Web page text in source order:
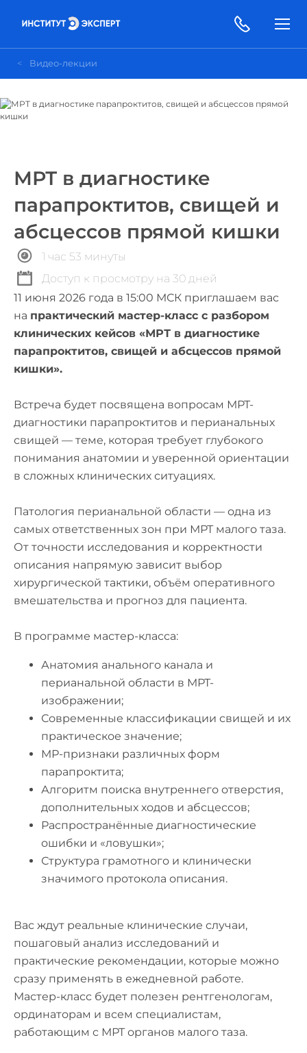
Видео-лекции
МРТ в диагностике
парапроктитов, свищей и
абсцессов прямой кишки
1 час 53 минуты
Доступ к просмотру на 30 дней
11 июня 2026 года в 15:00 МСК приглашаем вас
на практический мастер-класс с разбором
клинических кейсов «МРТ в диагностике
парапроктитов, свищей и абсцессов прямой
кишки».
Встреча будет посвящена вопросам МРТ-
диагностики парапроктитов и перианальных
свищей — теме, которая требует глубокого
понимания анатомии и уверенной ориентации
в сложных клинических ситуациях.
Патология перианальной области — одна из
самых ответственных зон при МРТ малого таза.
От точности исследования и корректности
описания напрямую зависит выбор
хирургической тактики, объём оперативного
вмешательства и прогноз для пациента.
В программе мастер-класса:
Анатомия анального канала и
перианальной области в МРТ-
изображении;
Современные классификации свищей и их
практическое значение;
МР-признаки различных форм
парапроктита;
Алгоритм поиска внутреннего отверстия,
дополнительных ходов и абсцессов;
Распространённые диагностические
ошибки и «ловушки»;
Структура грамотного и клинически
значимого протокола описания.
Вас ждут реальные клинические случаи,
пошаговый анализ исследований и
практические рекомендации, которые можно
сразу применять в ежедневной работе.
Мастер-класс будет полезен рентгенологам,
ординаторам и всем специалистам,
работающим с МРТ органов малого таза.